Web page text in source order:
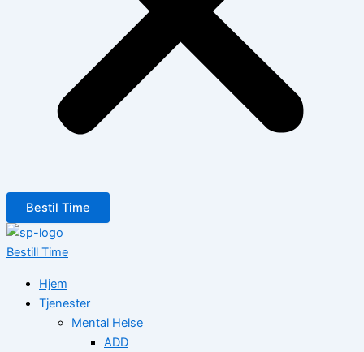
Bestil Time
Bestill Time
Hjem
Tjenester
Mental Helse
ADD